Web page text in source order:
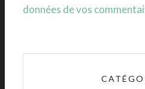
données de vos